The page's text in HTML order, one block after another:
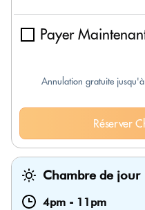
Payer
Annulation gratuite
Réserver
Chambre de jour
4pm - 11pm